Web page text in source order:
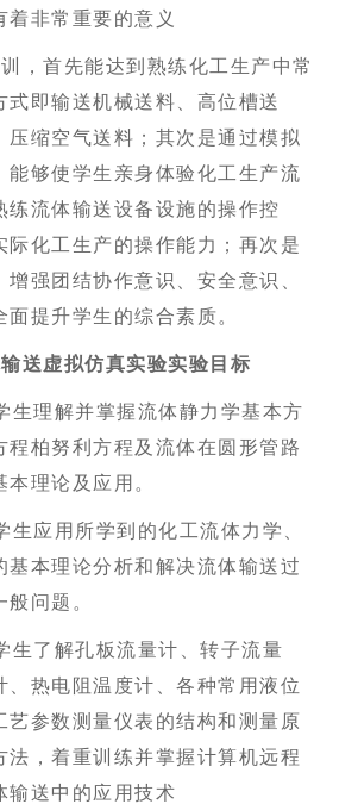
着非常重要的意义
，首先能达到熟练化工生产中常
式即输送机械送料、高位槽送
压缩空气送料 ； 其次是通过模拟
能够使学生亲身体验化工生产流
练流体输送设备设施的操作控
际化工生产的操作能力 ； 再次是
增强团结协作意识、安全意识、
提升学生的综合素质。
送虚拟仿真实验实验目标
生理解并掌握流体静力学基本方
程柏努利方程及流体在圆形管路
理论及应用。
生应用所学到的化工流体力学、
基本理论分析和解决流体输送过
问题。
生了解孔板流量计、转子流量
、热电阻温度计、各种常用液位
艺参数测量仪表的结构和测量原
法，着重训练并掌握计算机远程
输送中的应用技术